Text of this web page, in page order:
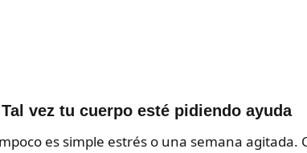
vez tu cuerpo esté pidiendo ayuda
es simple estrés o una semana